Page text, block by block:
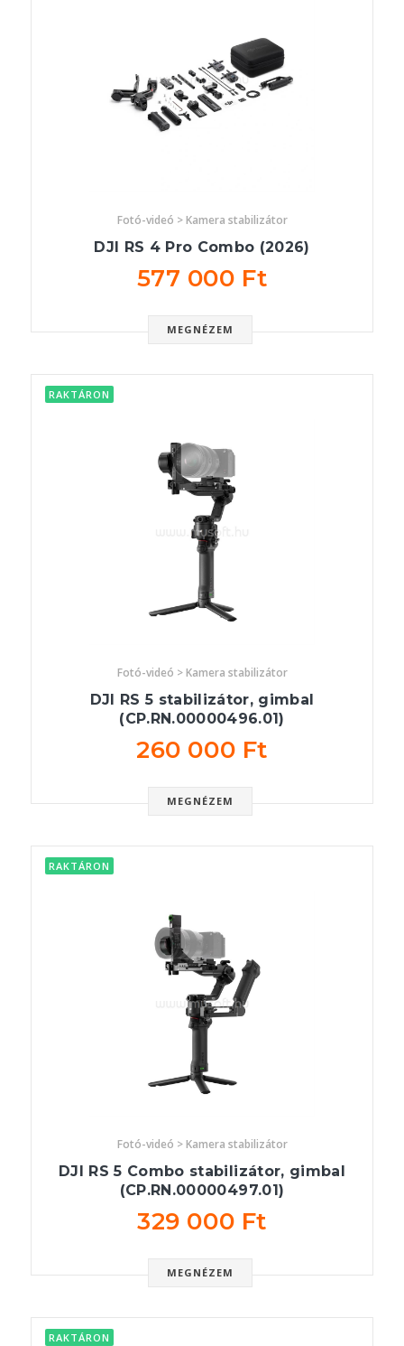
Fotó-videó > Kamera stabilizátor
DJI RS 4 Pro Combo (2026)
577 000 Ft
MEGNÉZEM
RAKTÁRON
Fotó-videó > Kamera stabilizátor
DJI RS 5 stabilizátor, gimbal
(CP.RN.00000496.01)
260 000 Ft
MEGNÉZEM
RAKTÁRON
Fotó-videó > Kamera stabilizátor
DJI RS 5 Combo stabilizátor, gimbal
(CP.RN.00000497.01)
329 000 Ft
MEGNÉZEM
RAKTÁRON